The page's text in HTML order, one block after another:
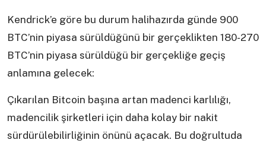
Kendrick’e göre bu durum halihazırda günde 900
BTC’nin piyasa sürüldüğünü bir gerçeklikten 180-270
BTC’nin piyasa sürüldüğü bir gerçekliğe geçiş
anlamına gelecek:
Çıkarılan Bitcoin başına artan madenci karlılığı,
madencilik şirketleri için daha kolay bir nakit
sürdürülebilirliğinin önünü açacak. Bu doğrultuda